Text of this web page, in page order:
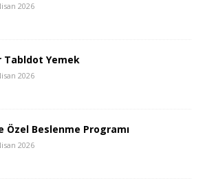
2026
Tabldot Yemek
2026
Özel Beslenme Programı
2026